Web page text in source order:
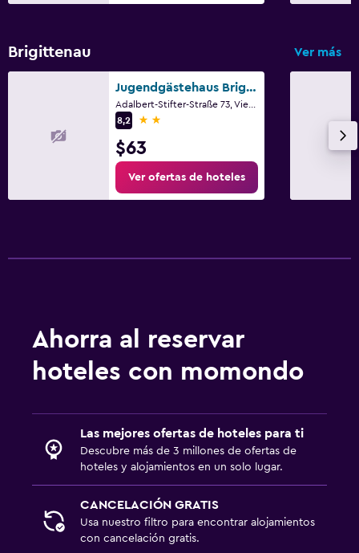
Brigittenau Ver más
Jugendgästehaus Brigittenau & Brigittenau Youth Palace
8,2
2 estrellas
$63
Ver ofertas de hoteles
Ahorra al reservar
hoteles con momondo
Las mejores ofertas de hoteles para ti
Descubre más de 3 millones de ofertas de
hoteles y alojamientos en un solo lugar.
CANCELACIÓN GRATIS
Usa nuestro filtro para encontrar alojamientos
con cancelación gratis.